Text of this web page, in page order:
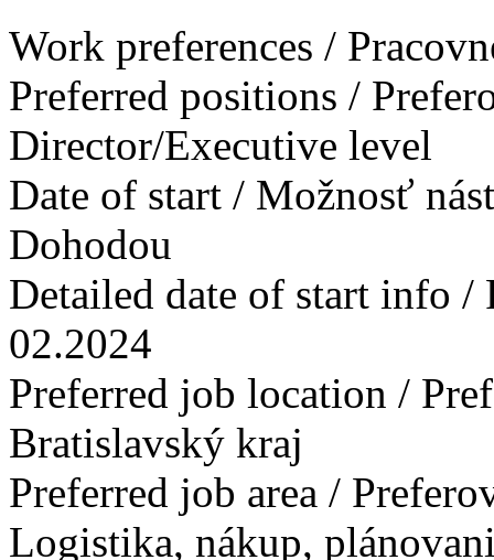
Work preferences /
Preferred positions /
Director/Executive level
Date of start / Možnosť
Dohodou
Detailed date of start info
02.2024
Preferred job location /
Bratislavský kraj
Preferred job area /
Logistika, nákup,